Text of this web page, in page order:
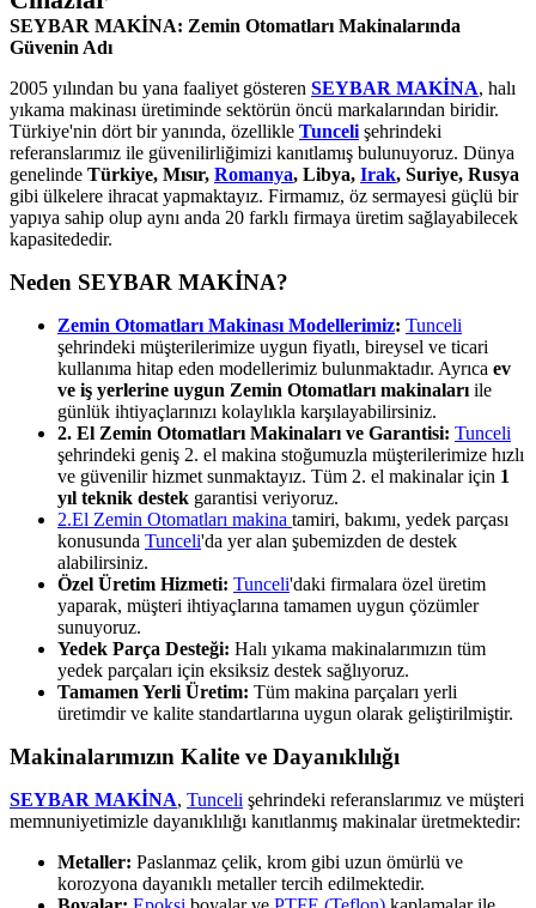
SEYBAR MAKİNA: Zemin Otomatları Makinalarında
Güvenin Adı
2005 yılından bu yana faaliyet gösteren SEYBAR MAKİNA, halı
yıkama makinası üretiminde sektörün öncü markalarından biridir.
Türkiye'nin dört bir yanında, özellikle Tunceli şehrindeki
referanslarımız ile güvenilirliğimizi kanıtlamış bulunuyoruz. Dünya
genelinde Türkiye, Mısır, Romanya, Libya, Irak, Suriye, Rusya
gibi ülkelere ihracat yapmaktayız. Firmamız, öz sermayesi güçlü bir
yapıya sahip olup aynı anda 20 farklı firmaya üretim sağlayabilecek
kapasitededir.
Neden SEYBAR MAKİNA?
Zemin Otomatları Makinası Modellerimiz: Tunceli
şehrindeki müşterilerimize uygun fiyatlı, bireysel ve ticari
kullanıma hitap eden modellerimiz bulunmaktadır. Ayrıca ev
ve iş yerlerine uygun Zemin Otomatları makinaları ile
günlük ihtiyaçlarınızı kolaylıkla karşılayabilirsiniz.
2. El Zemin Otomatları Makinaları ve Garantisi: Tunceli
şehrindeki geniş 2. el makina stoğumuzla müşterilerimize hızlı
ve güvenilir hizmet sunmaktayız. Tüm 2. el makinalar için 1
yıl teknik destek garantisi veriyoruz.
2.El Zemin Otomatları makina tamiri, bakımı, yedek parçası
konusunda Tunceli'da yer alan şubemizden de destek
alabilirsiniz.
Özel Üretim Hizmeti: Tunceli'daki firmalara özel üretim
yaparak, müşteri ihtiyaçlarına tamamen uygun çözümler
sunuyoruz.
Yedek Parça Desteği: Halı yıkama makinalarımızın tüm
yedek parçaları için eksiksiz destek sağlıyoruz.
Tamamen Yerli Üretim: Tüm makina parçaları yerli
üretimdir ve kalite standartlarına uygun olarak geliştirilmiştir.
Makinalarımızın Kalite ve Dayanıklılığı
SEYBAR MAKİNA, Tunceli şehrindeki referanslarımız ve müşteri
memnuniyetimizle dayanıklılığı kanıtlanmış makinalar üretmektedir:
Metaller: Paslanmaz çelik, krom gibi uzun ömürlü ve
korozyona dayanıklı metaller tercih edilmektedir.